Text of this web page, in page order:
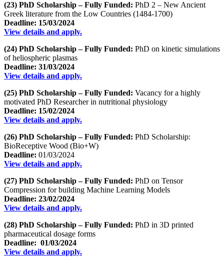
(23) PhD Scholarship – Fully Funded: PhD 2 – New Ancient
Greek literature from the Low Countries (1484-1700)
Deadline: 15/03/2024
View details and apply.
(24) PhD Scholarship – Fully Funded: PhD on kinetic simulations
of heliospheric plasmas
Deadline: 31/03/2024
View details and apply.
(25) PhD Scholarship – Fully Funded: Vacancy for a highly
motivated PhD Researcher in nutritional physiology
Deadline: 15/02/2024
View details and apply.
(26) PhD Scholarship – Fully Funded: PhD Scholarship:
BioReceptive Wood (Bio+W)
Deadline: 01/03/2024
View details and apply.
(27) PhD Scholarship – Fully Funded: PhD on Tensor
Compression for building Machine Learning Models
Deadline: 23/02/2024
View details and apply.
(28) PhD Scholarship – Fully Funded: PhD in 3D printed
pharmaceutical dosage forms
Deadline: 01/03/2024
View details and apply.